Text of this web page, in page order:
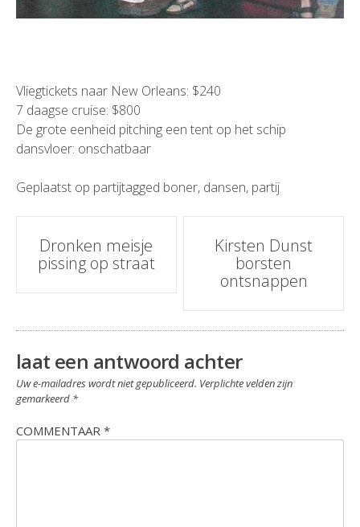
Vliegtickets naar New Orleans: $240
7 daagse cruise: $800
De grote eenheid pitching een tent op het schip
dansvloer: onschatbaar
Geplaatst op partijtagged boner, dansen, partij
Bericht
navigatie
Dronken meisje
pissing op straat
Kirsten Dunst
borsten
ontsnappen
laat een antwoord achter
Uw e-mailadres wordt niet gepubliceerd. Verplichte velden zijn
gemarkeerd *
COMMENTAAR *